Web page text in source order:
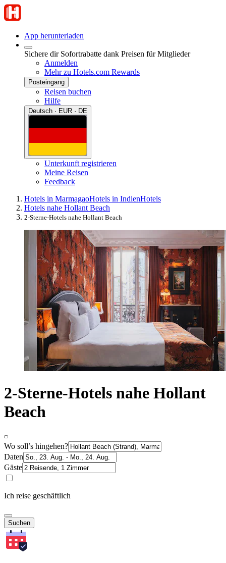
App herunterladen
Sichere dir Sofortrabatte dank Preisen für Mitglieder
Anmelden
Mehr zu Hotels.com Rewards
Posteingang
Reisen buchen
Hilfe
Deutsch · EUR · DE
Unterkunft registrieren
Meine Reisen
Feedback
Hotels in MarmagaoHotels in IndienHotels
Hotels nahe Hollant Beach
2-Sterne-Hotels nahe Hollant Beach
2-Sterne-Hotels nahe Hollant
Beach
Wo soll’s hingehen?
Daten
Gäste
Ich reise geschäftlich
Suchen